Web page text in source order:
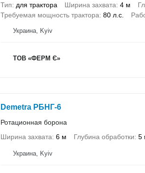
Тип
для трактора Ширина захвата 4 м
Требуемая мощность трактора 80 л.с.
Украина, Kyiv
ТОВ «ФЕРМ Є»
Demetra РБНГ-6
Ротационная борона
Ширина захвата 6 м Глубина обработки 5
Украина, Kyiv